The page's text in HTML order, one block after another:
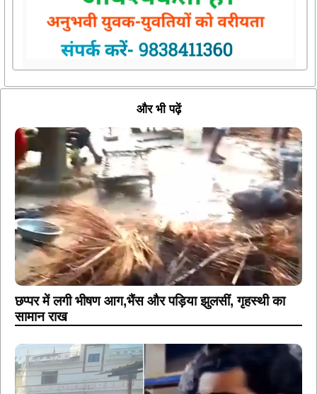
और भी पढ़ें
छप्पर में लगी भीषण आग,भैंस और पड़िया झुलसीं, गृहस्थी का
सामान राख